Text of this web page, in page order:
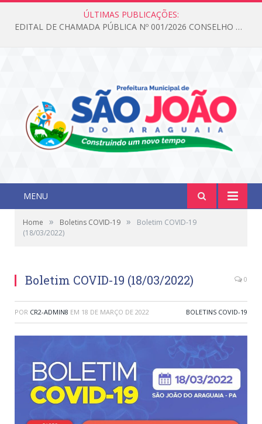
ÚLTIMAS PUBLICAÇÕES:
EDITAL DE CHAMADA PÚBLICA Nº 001/2026 CONSELHO DOS DIREITOS DA CRIANÇA E DO ADOLESCENTE
MENU
Home » Boletins COVID-19 »
Boletim COVID-19
(18/03/2022)
Boletim COVID-19 (18/03/2022) 0
POR CR2-ADMIN8 EM 18 DE MARÇO DE 2022 BOLETINS COVID-19